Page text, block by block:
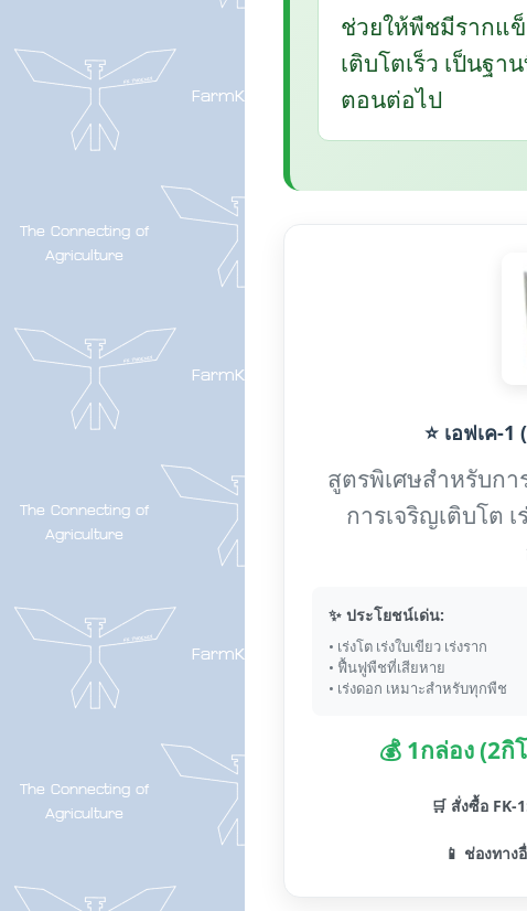
ช่วยให้พืชมีรากแข็
เติบโตเร็ว เป็นฐ
ตอนต่อไป
⭐ เอฟเค-
สูตรพิเศษสำหรับก
การเจริญเติบโต
✨ ประโยชน์เด่น:
• เร่งโต เร่งใบเขียว เร่งราก
• ฟื้นฟูพืชที่เสียหาย
• เร่งดอก เหมาะสำหรับทุกพืช
💰 1กล่อง (2กิ
🛒 สั่งซื้อ FK-
📱 ช่องทาง